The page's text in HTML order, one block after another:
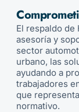
El respaldo de
asesoría y
sector
urbano, las
ayudando a
trabajadores
que
normativo.